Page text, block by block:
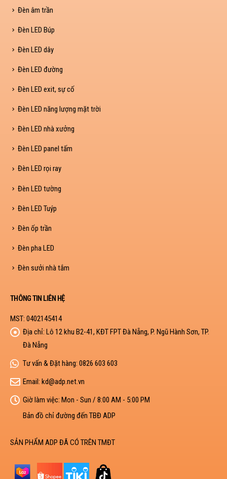
Đèn âm trần
Đèn LED Búp
Đèn LED dây
Đèn LED đường
Đèn LED exit, sự cố
Đèn LED năng lượng mặt trời
Đèn LED nhà xưởng
Đèn LED panel tấm
Đèn LED rọi ray
Đèn LED tường
Đèn LED Tuýp
Đèn ốp trần
Đèn pha LED
Đèn sưởi nhà tắm
THÔNG TIN LIÊN HỆ
MST: 0402145414
Địa chỉ: Lô 12 khu B2-41, KĐT FPT Đà Nẵng, P. Ngũ Hành Sơn, TP.
Đà Nẵng
Tư vấn & Đặt hàng: 0826 603 603
Email: kd@adp.net.vn
Giờ làm việc: Mon - Sun / 8:00 AM - 5:00 PM
Bản đồ chỉ đường đến TBĐ ADP
SẢN PHẨM ADP ĐÃ CÓ TRÊN TMĐT